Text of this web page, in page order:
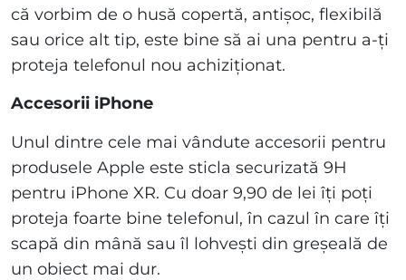
că vorbim de o husă copertă, antișoc, flexibilă
sau orice alt tip, este bine să ai una pentru a-ți
proteja telefonul nou achiziționat.
Accesorii iPhone
Unul dintre cele mai vândute accesorii pentru
produsele Apple este sticla securizată 9H
pentru iPhone XR. Cu doar 9,90 de lei îți poți
proteja foarte bine telefonul, în cazul în care îți
scapă din mână sau îl lohvești din greșeală de
un obiect mai dur.